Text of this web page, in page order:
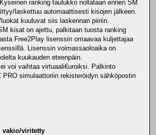
ranking taulukko nollataan ennen SM
laskettuu automaattisesti kisojen jälkeen.
kuuluvat siis laskennan piiriin.
kisat on ajettu, palkitaan tuosta ranking
Free2Play lisenssin omaavaa kuljettajaa
Lisenssin voimassaoloaika on
kuukauden eteenpäin.
voi vaihtaa virtuaali€uroiksi. Palkinto
PRO simulaattoriin rekisteröidyn sähköpostin
vakio/viritetty